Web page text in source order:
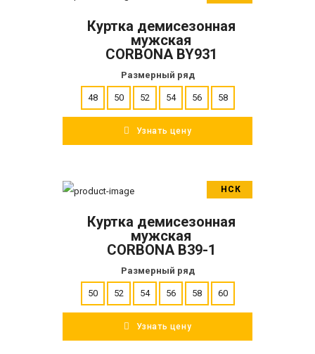
ПОДРОБНЕЕ
Куртка демисезонная
мужская
CORBONA BY931
Размерный ряд
48 50 52 54 56 58
Узнать цену
НСК
ПОДРОБНЕЕ
Куртка демисезонная
мужская
CORBONA B39-1
Размерный ряд
50 52 54 56 58 60
Узнать цену